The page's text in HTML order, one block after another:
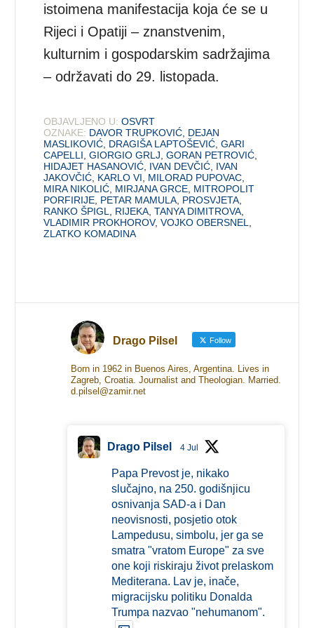
istoimena manifestacija koja će se u
Rijeci i Opatiji – znanstvenim,
kulturnim i gospodarskim sadržajima
– održavati do 29. listopada.
OBJAVLJENO U: OSVRT
OZNAKE: DAVOR TRUPKOVIĆ DEJAN
MASLIKOVIĆ DRAGIŠA LAPTOŠEVIĆ ,GARI
CAPELLI ,GIORGIO GRLJ ,GORAN PETROVIĆ
HIDAJET HASANOVIĆ IVAN DEVČIĆ IVAN
JAKOVČIĆ KARLO VI MILORAD PUPOVAC
MIRA NIKOLIĆ MIRJANA GRCE MITROPOLIT
PORFIRIJE PETAR MAMULA PROSVJETA
RANKO ŠPIGL
RIJEKA ,TANYA DIMITROVA
VLADIMIR PROKHOROV,VOJKO OBERSNEL
ZLATKO KOMADINA
Drago Pilsel Follow
Born in 1962 in Buenos Aires, Argentina. Lives in
Zagreb, Croatia. Journalist and Theologian. Married.
d.pilsel@zamir.net
Drago Pilsel 4 Jul
Papa Prevost je, nikako
slučajno, na 250. godišnjicu
osnivanja SAD-a i Dan
neovisnosti, posjetio otok
Lampedusu, simbolu, jer ga se
smatra "vratom Europe" za sve
one koji riskiraju život prelaskom
Mediterana. Lav je, inače,
migracijsku politiku Donalda
Trumpa nazvao "nehumanom".